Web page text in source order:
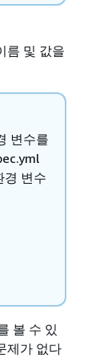
름 및 값을
변수를
경 변수
볼 수 있
제가 없다